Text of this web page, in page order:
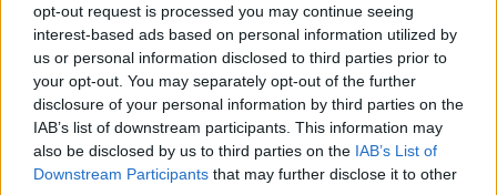
opt-out request is processed you may continue seeing
interest-based ads based on personal information utilized by
us or personal information disclosed to third parties prior to
your opt-out. You may separately opt-out of the further
disclosure of your personal information by third parties on the
IAB’s list of downstream participants. This information may
also be disclosed by us to third parties on the IAB’s List of
Downstream Participants that may further disclose it to other